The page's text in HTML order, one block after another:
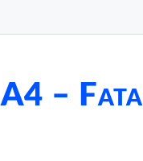
A4 – Fata